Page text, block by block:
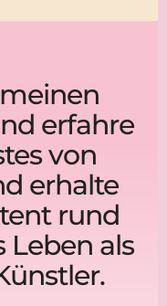
erfahre
von
erhalte
rund
Leben als